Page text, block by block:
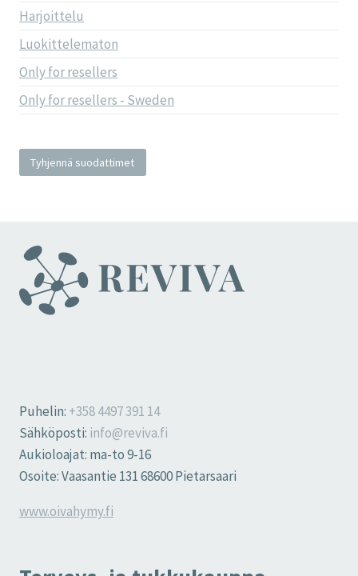
Harjoittelu
Luokittelematon
Only for resellers
Only for resellers - Sweden
Tyhjennä suodattimet
Puhelin: +358 4497 391 14
Sähköposti: info@reviva.fi
Aukioloajat: ma-to 9-16
Osoite: Vaasantie 131 68600 Pietarsaari
www.oivahymy.fi